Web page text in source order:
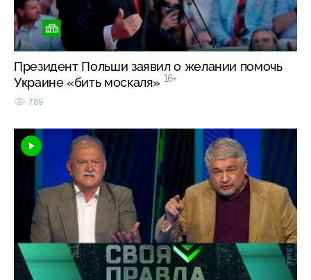
Президент Польши заявил о желании помочь
Украине «бить москаля» 16+
789